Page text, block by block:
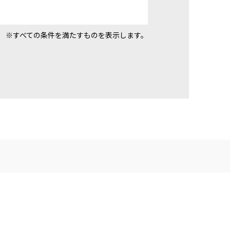
※すべての条件を満たすものを表示します。